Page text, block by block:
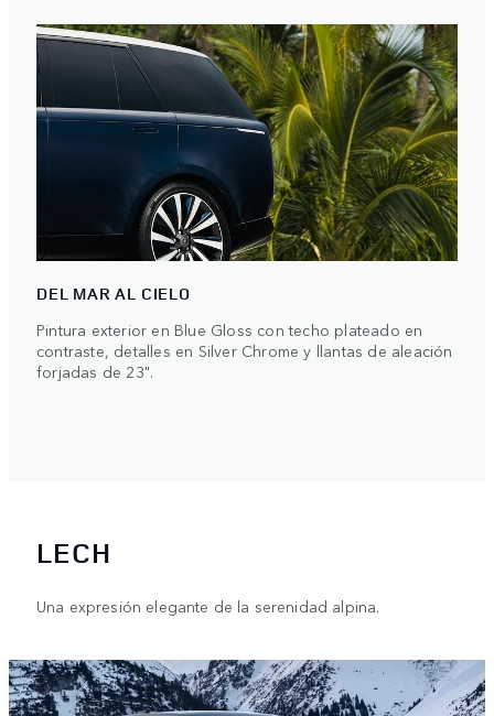
DEL MAR AL CIELO
Pintura exterior en Blue Gloss con techo plateado en
contraste, detalles en Silver Chrome y llantas de aleación
forjadas de 23".
LECH
Una expresión elegante de la serenidad alpina.